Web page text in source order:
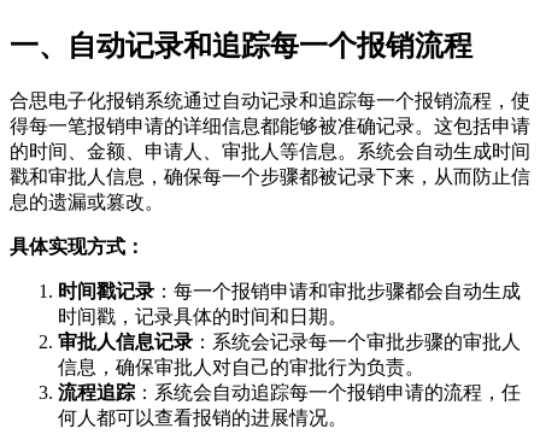
一、自动记录和追踪每一个报销流程
合思电子化报销系统通过自动记录和追踪每一个报销流程，使
得每一笔报销申请的详细信息都能够被准确记录。这包括申请
的时间、金额、申请人、审批人等信息。系统会自动生成时间
戳和审批人信息，确保每一个步骤都被记录下来，从而防止信
息的遗漏或篡改。
具体实现方式：
时间戳记录 ：每一个报销申请和审批步骤都会自动生成
时间戳，记录具体的时间和日期。
审批人信息记录 ：系统会记录每一个审批步骤的审批人
信息，确保审批人对自己的审批行为负责。
流程追踪 ：系统会自动追踪每一个报销申请的流程，任
何人都可以查看报销的进展情况。